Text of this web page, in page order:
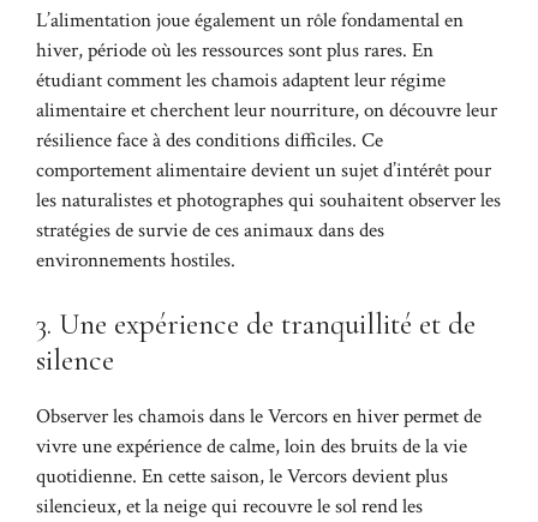
L’alimentation joue également un rôle fondamental en
hiver, période où les ressources sont plus rares. En
étudiant comment les chamois adaptent leur régime
alimentaire et cherchent leur nourriture, on découvre leur
résilience face à des conditions difficiles. Ce
comportement alimentaire devient un sujet d’intérêt pour
les naturalistes et photographes qui souhaitent observer les
stratégies de survie de ces animaux dans des
environnements hostiles.
3. Une expérience de tranquillité et de
silence
Observer les chamois dans le Vercors en hiver permet de
vivre une expérience de calme, loin des bruits de la vie
quotidienne. En cette saison, le Vercors devient plus
silencieux, et la neige qui recouvre le sol rend les